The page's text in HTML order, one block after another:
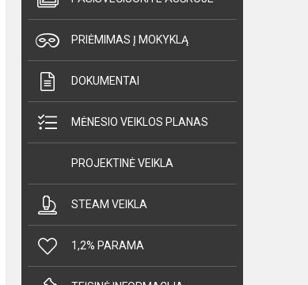
PRIĖMIMAS Į MOKYKLĄ
DOKUMENTAI
MĖNESIO VEIKLOS PLANAS
PROJEKTINĖ VEIKLA
STEAM VEIKLA
1,2% PARAMA